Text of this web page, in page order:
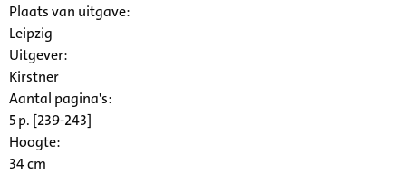
Plaats van uitgave:
Leipzig
Uitgever:
Kirstner
Aantal pagina's:
5 p. [239-243]
Hoogte:
34 cm